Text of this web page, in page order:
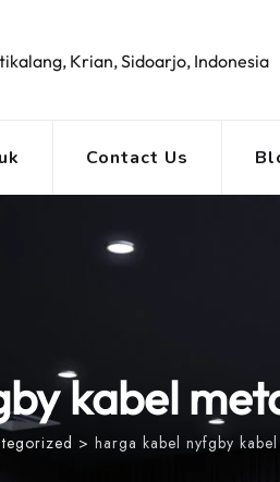
Krian, Sidoarjo, Indonesia
Contact Us
kabel
> harga kabel nyfgby